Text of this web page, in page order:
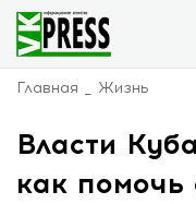
Главная Жизнь
Власти
как помочь